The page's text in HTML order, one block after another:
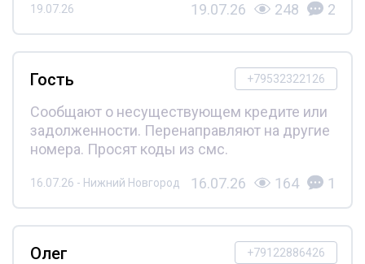
19.07.26 19.07.26 248 2
+79532322126
Гость
Сообщают о несуществующем кредите или
задолженности. Перенаправляют на другие
номера. Просят коды из смс.
16.07.26 - Нижний Новгород 16.07.26 164 1
+79122886426
Олег